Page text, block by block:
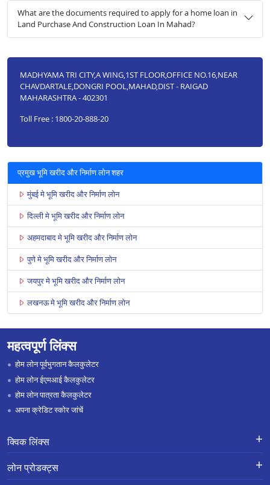
What are the documents required to apply for a home loan in
Land Purchase And Construction Loan In Mahad?
MADHYAMA TRI CITY,A WING,1ST FLOOR,OFFICE NO.16,NEAR
CHAVDARTALE,DONGRI POOL,MAHAD,DIST - RAIGAD
MAHARASHTRA - 402301
Toll Free : 1800-20-888-20
प्रमुख भूमि खरीद और निर्माण लोन शहर
मुंबई मे भूमि खरीद और निर्माण लोन
दिल्ली मे भूमि खरीद और निर्माण लोन
अहमदाबाद मे भूमि खरीद और निर्माण लोन
पुणे मे भूमि खरीद और निर्माण लोन
जयपुर मे भूमि खरीद और निर्माण लोन
लखनऊ मे भूमि खरीद और निर्माण लोन
महत्वपूर्ण लिंक्स
होम लोन पूर्वभुगतान कैलकुलेटर
होम लोन ईएमआई कैलकुलेटर
होम लोन पात्रता कैलकुलेटर
अपना क्रेडिट स्कोर जांचें
क्विक लिंक्स
लोन के लिए एप्लाई करें
लोन प्रोडक्ट्स
लोन प्रोडक्ट्स